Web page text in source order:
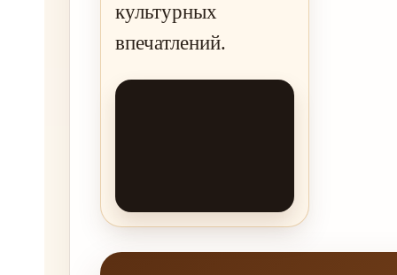
культурных
впечатлений.